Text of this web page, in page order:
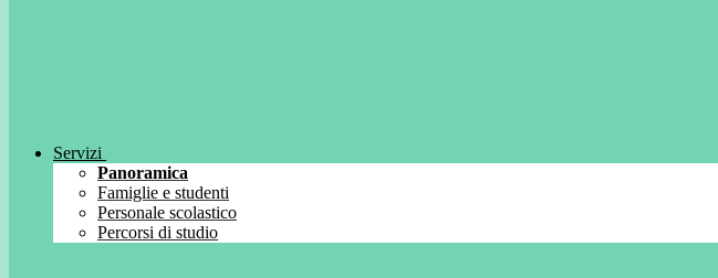
Servizi
Panoramica
Famiglie e studenti
Personale scolastico
Percorsi di studio